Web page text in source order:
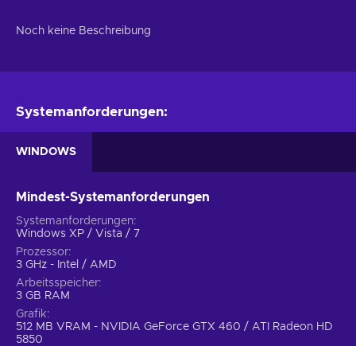
Noch keine Beschreibung
Systemanforderungen:
WINDOWS
Mindest-Systemanforderungen
Systemanforderungen
Windows XP / Vista / 7
Prozessor
3 GHz - Intel / AMD
Arbeitsspeicher
3 GB RAM
Grafik
512 MB VRAM - NVIDIA GeForce GTX 460 / ATI Radeon HD
5850